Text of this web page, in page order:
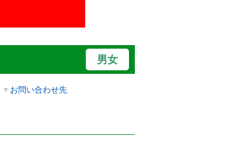
男女
▼ お問い合わせ先